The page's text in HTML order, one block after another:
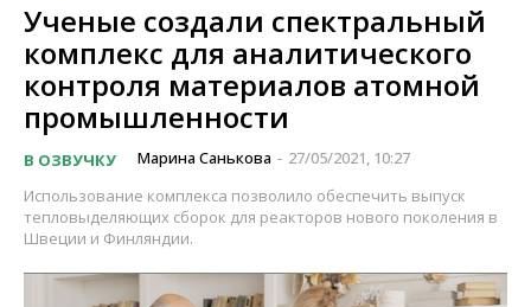
Ученые создали спектральный
комплекс для аналитического
контроля материалов атомной
промышленности
В ОЗВУЧКУ Марина Санькова - 27/05/2021, 10:27
Использование комплекса позволило обеспечить выпуск
тепловыделяющих сборок для реакторов нового поколения в
Швеции и Финляндии.